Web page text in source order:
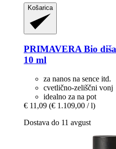
Košarica
PRIMAVERA Bio
10 ml
za nanos na sence itd.
cvetlično-zeliščni vonj
idealno za na pot
€ 11,09 (€ 1.109,00 / l)
Dostava do 11 avgust